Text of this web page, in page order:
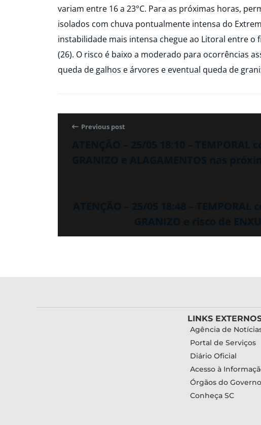
variam entre 16 a 23°C. Para as próximas horas,
isolados com chuva pontualmente intensa do
instabilidade mais intensa chegue ao Litoral entre o
(26). O risco é baixo a moderado para ocorrências
queda de galhos e árvores e eventual queda de
Previous post
LINKS
Agência de
Portal de Serviços
Diário Oficial
Acesso à
Órgãos do Governo
Conheça SC